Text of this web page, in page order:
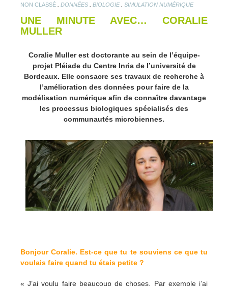
NON CLASSÉ DONNÉES BIOLOGIE. SIMULATION NUMÉRIQUE
UNE MINUTE AVEC… CORALIE
MULLER
Coralie Muller est doctorante au sein de l’équipe-
projet Pléiade du Centre Inria de l’université de
Bordeaux. Elle consacre ses travaux de recherche à
l’amélioration des données pour faire de la
modélisation numérique afin de connaître davantage
les processus biologiques spécialisés des
communautés microbiennes.
Bonjour Coralie. Est-ce que tu te souviens ce que tu
voulais faire quand tu étais petite ?
« J’ai voulu faire beaucoup de choses. Par exemple j’ai